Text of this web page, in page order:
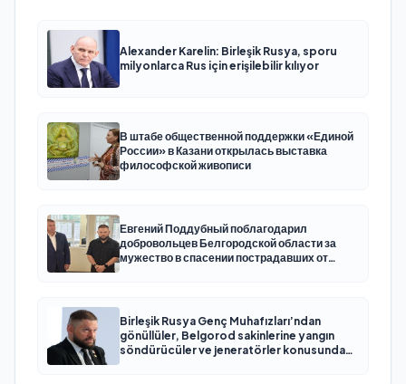
Alexander Karelin: Birleşik Rusya, sporu
milyonlarca Rus için erişilebilir kılıyor
В штабе общественной поддержки «Единой
России» в Казани открылась выставка
философской живописи
Евгений Поддубный поблагодарил
добровольцев Белгородской области за
мужество в спасении пострадавших от
Birleşik Rusya Genç Muhafızları’ndan
gönüllüler, Belgorod sakinlerine yangın
söndürücüler ve jeneratörler konusunda